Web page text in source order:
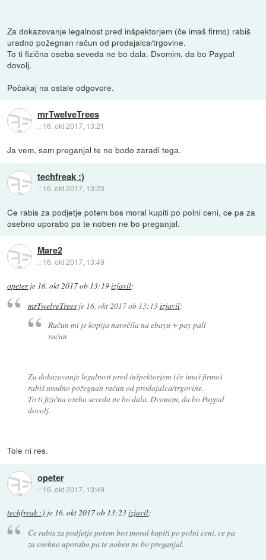
Za dokazovanje legalnost pred inšpektorjem (če imaš firmo) rabiš
uradno požegnan račun od prodajalca/trgovine.
To ti fizična oseba seveda ne bo dala. Dvomim, da bo Paypal
dovolj.
Počakaj na ostale odgovore.
mrTwelveTrees
:: 16. okt 2017, 13:21
Ja vem, sam preganjal te ne bodo zaradi tega.
techfreak :)
:: 16. okt 2017, 13:23
Ce rabis za podjetje potem bos moral kupiti po polni ceni, ce pa za
osebno uporabo pa te noben ne bo preganjal.
Mare2
:: 16. okt 2017, 13:49
opeterje 16. okt 2017 ob 13:19izjavil:
mrTwelveTreesje 16. okt 2017 ob 13:13izjavil:
Račun mi je kopija naročila na ebayu + pay pall
račun
Za dokazovanje legalnost pred inšpektorjem (če imaš firmo)
rabiš uradno požegnan račun od prodajalca/trgovine.
To ti fizična oseba seveda ne bo dala. Dvomim, da bo Paypal
dovolj.
Tole ni res.
opeter
:: 16. okt 2017, 13:49
techfreak :) je 16. okt 2017 ob 13:23izjavil:
Ce rabis za podjetje potem bos moral kupiti po polni ceni, ce pa
za osebno uporabo pa te noben ne bo preganjal.